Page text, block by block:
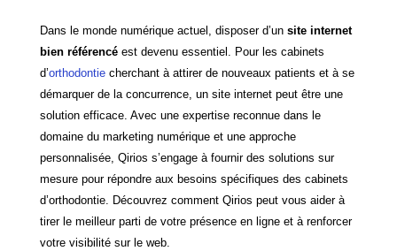
Dans le monde numérique actuel, disposer d’un site internet
bien référencéest devenu essentiel. Pour les cabinets
d’orthodontiecherchant à attirer de nouveaux patients et à se
démarquer de la concurrence, un site internet peut être une
solution efficace. Avec une expertise reconnue dans le
domaine du marketing numérique et une approche
personnalisée, Qirios s’engage à fournir des solutions sur
mesure pour répondre aux besoins spécifiques des cabinets
d’orthodontie. Découvrez comment Qirios peut vous aider à
tirer le meilleur parti de votre présence en ligne et à renforcer
votre visibilité sur le web.